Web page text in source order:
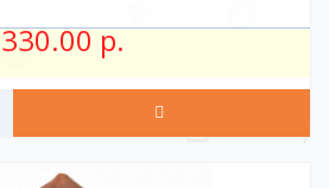
330.00 р.